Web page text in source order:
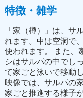
特徴・雑学
「家（樽）」は、サ
れます。中は空洞で
使われます。 また、
シはサルパの中でし
て家ごと泳いで移動し
映像では、サルパの
家ごと推進する様子